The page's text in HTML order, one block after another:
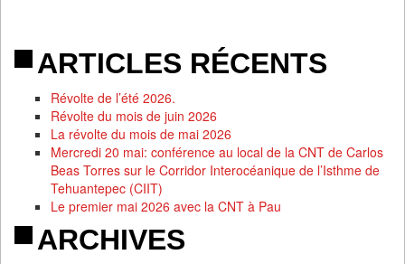
ARTICLES RÉCENTS
Révolte de l’été 2026.
Révolte du mois de juin 2026
La révolte du mois de mai 2026
Mercredi 20 mai: conférence au local de la CNT de Carlos
Beas Torres sur le Corridor Interocéanique de l’Isthme de
Tehuantepec (CIIT)
Le premier mai 2026 avec la CNT à Pau
ARCHIVES